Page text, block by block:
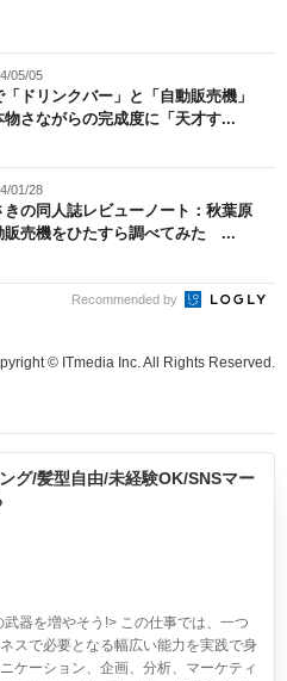
05/05
ドリンクバー」と「自動販売機」
さながらの完成度に「天才す...
01/28
きの同人誌レビューノート：秋葉原
販売機をひたすら調べてみた ...
Recommended by
© ITmedia Inc. All Rights Reserved.
グ/髪型自由/未経験OK/SNSマー
武器を増やそう!> この仕事では、一つ
スで必要となる幅広い能力を実践で身
ケーション、企画、分析、マーケティ